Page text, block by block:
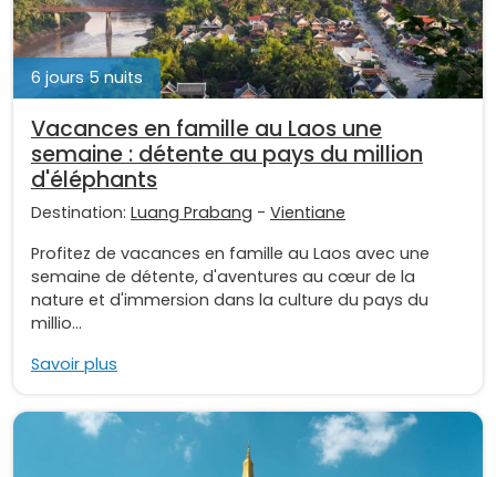
6 jours 5 nuits
Vacances en famille au Laos une
semaine : détente au pays du million
d'éléphants
Destination: Luang Prabang - Vientiane
Profitez de vacances en famille au Laos avec une
semaine de détente, d'aventures au cœur de la
nature et d'immersion dans la culture du pays du
millio...
Savoir plus